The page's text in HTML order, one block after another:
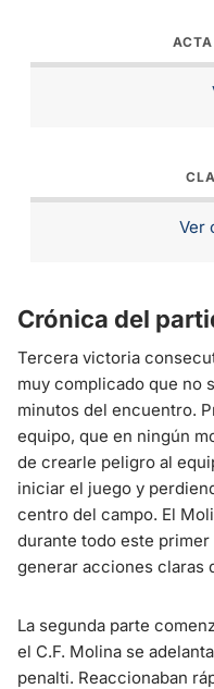
Ver
Crónica del
Tercera victoria
muy complicado que no
minutos del encuentro.
equipo, que en ningún
de crearle peligro al
iniciar el juego y
centro del campo. El
durante todo este
generar acciones claras
La segunda parte
el C.F. Molina se
penalti. Reaccionaban